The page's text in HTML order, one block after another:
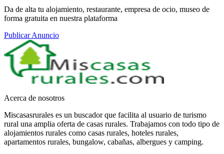
Da de alta tu alojamiento, restaurante, empresa de ocio, museo de
forma gratuita en nuestra plataforma
Publicar Anuncio
Acerca de nosotros
Miscasasrurales es un buscador que facilita al usuario de turismo
rural una amplia oferta de casas rurales. Trabajamos con todo tipo de
alojamientos rurales como casas rurales, hoteles rurales,
apartamentos rurales, bungalow, cabañas, albergues y camping.